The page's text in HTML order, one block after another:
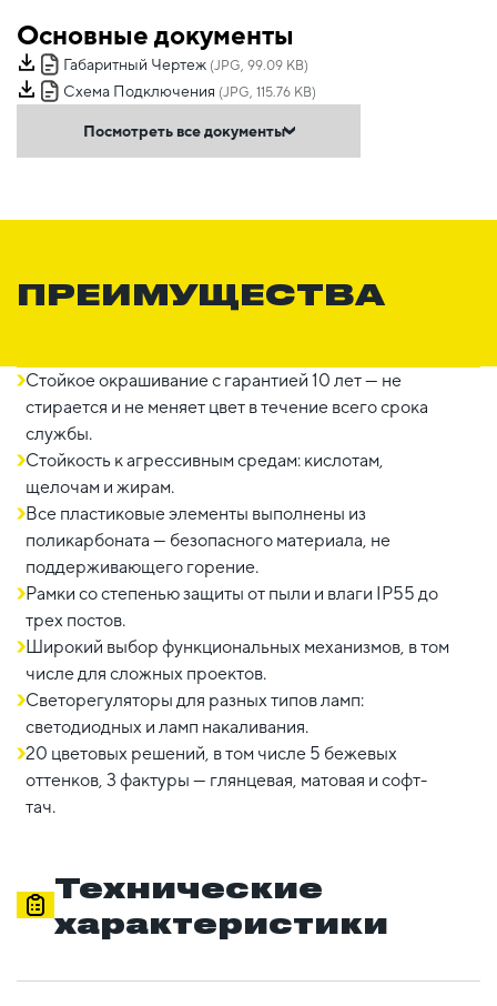
Основные документы
Габаритный Чертеж (JPG, 99.09 KB)
Схема Подключения (JPG, 115.76 KB)
Посмотреть все документы
ПРЕИМУЩЕСТВА
Стойкое окрашивание с гарантией 10 лет — не
стирается и не меняет цвет в течение всего срока
службы.
Стойкость к агрессивным средам: кислотам,
щелочам и жирам.
Все пластиковые элементы выполнены из
поликарбоната — безопасного материала, не
поддерживающего горение.
Рамки со степенью защиты от пыли и влаги IP55 до
трех постов.
Широкий выбор функциональных механизмов, в том
числе для сложных проектов.
Светорегуляторы для разных типов ламп:
светодиодных и ламп накаливания.
20 цветовых решений, в том числе 5 бежевых
оттенков, 3 фактуры — глянцевая, матовая и софт-
тач.
Технические
характеристики